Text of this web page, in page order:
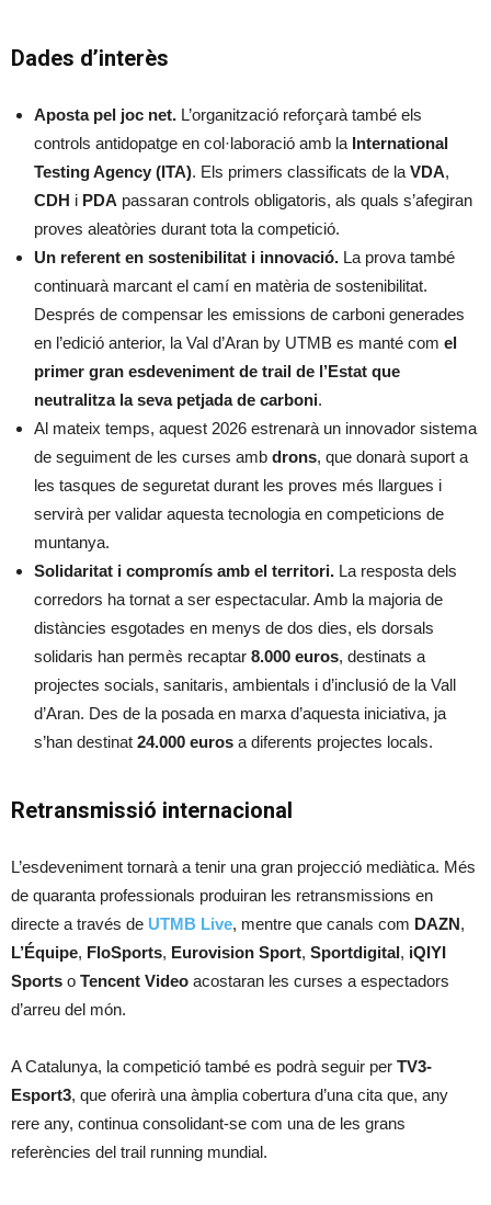
Dades d’interès
Aposta pel joc net. L’organització reforçarà també els
controls antidopatge en col·laboració amb la International
Testing Agency (ITA). Els primers classificats de la VDA,
CDH i PDA passaran controls obligatoris, als quals s’afegiran
proves aleatòries durant tota la competició.
Un referent en sostenibilitat i innovació. La prova també
continuarà marcant el camí en matèria de sostenibilitat.
Després de compensar les emissions de carboni generades
en l’edició anterior, la Val d’Aran by UTMB es manté com el
primer gran esdeveniment de trail de l’Estat que
neutralitza la seva petjada de carboni.
Al mateix temps, aquest 2026 estrenarà un innovador sistema
de seguiment de les curses amb drons, que donarà suport a
les tasques de seguretat durant les proves més llargues i
servirà per validar aquesta tecnologia en competicions de
muntanya.
Solidaritat i compromís amb el territori. La resposta dels
corredors ha tornat a ser espectacular. Amb la majoria de
distàncies esgotades en menys de dos dies, els dorsals
solidaris han permès recaptar 8.000 euros, destinats a
projectes socials, sanitaris, ambientals i d’inclusió de la Vall
d’Aran. Des de la posada en marxa d’aquesta iniciativa, ja
s’han destinat 24.000 euros a diferents projectes locals.
Retransmissió internacional
L’esdeveniment tornarà a tenir una gran projecció mediàtica. Més
de quaranta professionals produiran les retransmissions en
directe a través de UTMB Live, mentre que canals com DAZN,
L’Équipe, FloSports, Eurovision Sport, Sportdigital, iQIYI
Sports o Tencent Video acostaran les curses a espectadors
d’arreu del món.
A Catalunya, la competició també es podrà seguir per TV3-
Esport3, que oferirà una àmplia cobertura d’una cita que, any
rere any, continua consolidant-se com una de les grans
referències del trail running mundial.